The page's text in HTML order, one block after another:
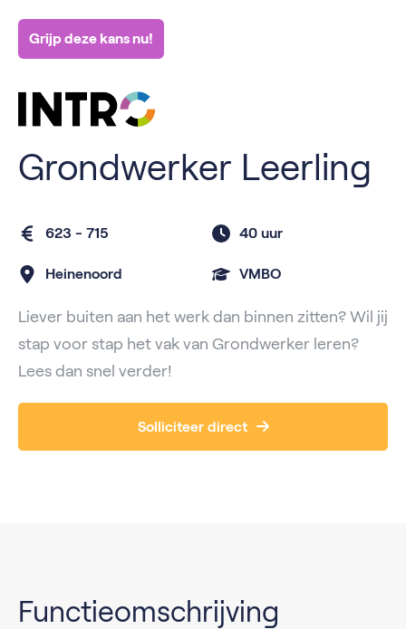
Grijp deze kans nu!
Grondwerker Leerling
623 - 715 40 uur
Heinenoord VMBO
Liever buiten aan het werk dan binnen zitten? Wil jij
stap voor stap het vak van Grondwerker leren?
Lees dan snel verder!
Solliciteer direct
Functieomschrijving